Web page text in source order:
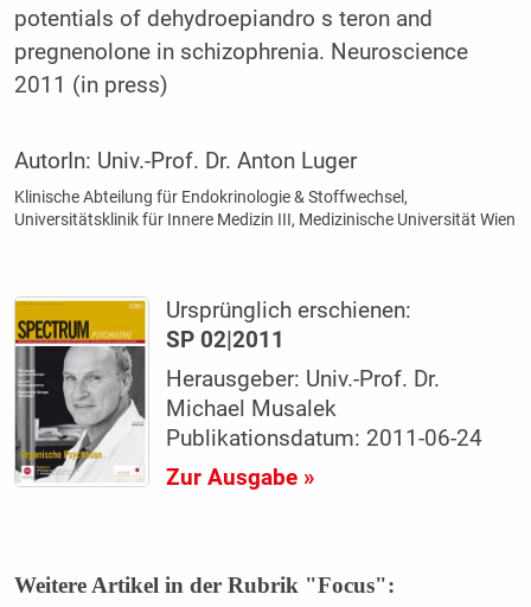
potentials of dehydroepiandro s teron and
pregnenolone in schizophrenia. Neuroscience
2011 (in press)
AutorIn: Univ.-Prof. Dr. Anton Luger
Klinische Abteilung für Endokrinologie & Stoffwechsel,
Universitätsklinik für Innere Medizin III, Medizinische Universität Wien
Ursprünglich erschienen:
SP 02|2011
Herausgeber: Univ.-Prof. Dr.
Michael Musalek
Publikationsdatum: 2011-06-24
Zur Ausgabe »
Weitere Artikel in der Rubrik "Focus":